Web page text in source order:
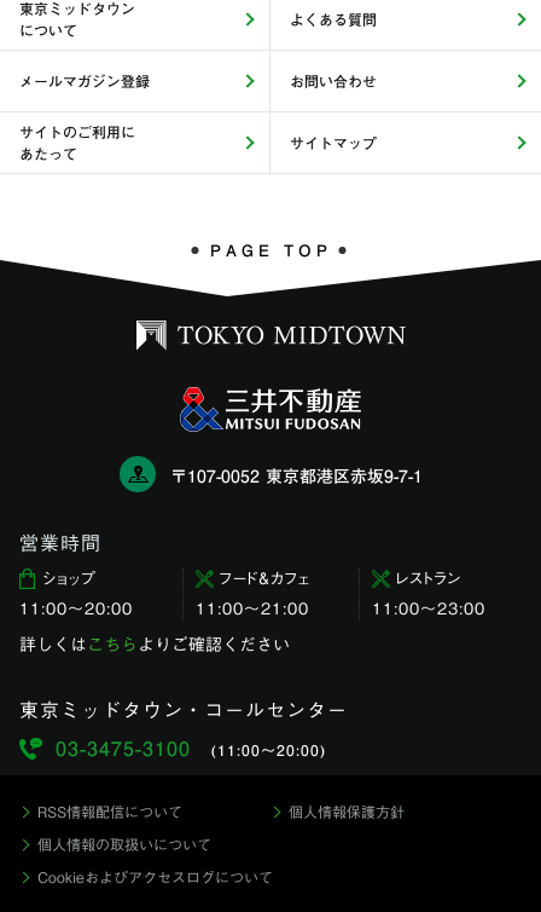
東京ミッドタウン
について
よくある質問
メールマガジン登録 お問い合わせ
サイトのご利用に
あたって
サイトマップ
PAGE TOP
〒107-0052 東京都港区赤坂9-7-1
営業時間
ショップ
11:00〜20:00
フード＆カフェ
11:00～21:00
レストラン
11:00〜23:00
詳しくは こちら よりご確認ください
東京ミッドタウン・コールセンター
03-3475-3100
(11:00〜20:00)
RSS情報配信について 個人情報保護方針
個人情報の取扱いについて
Cookieおよびアクセスログについて